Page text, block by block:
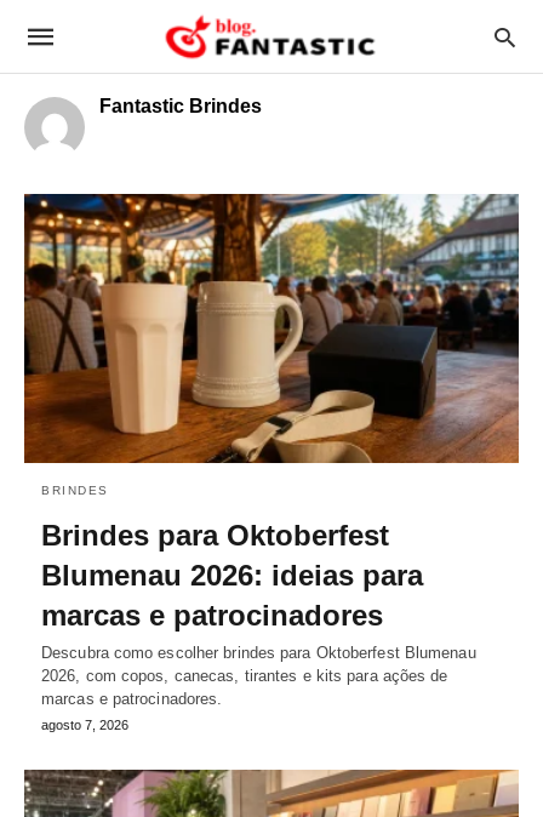
Fantastic Brindes
BRINDES
Brindes para Oktoberfest
Blumenau 2026: ideias para
marcas e patrocinadores
Descubra como escolher brindes para Oktoberfest Blumenau
2026, com copos, canecas, tirantes e kits para ações de
marcas e patrocinadores.
agosto 7, 2026